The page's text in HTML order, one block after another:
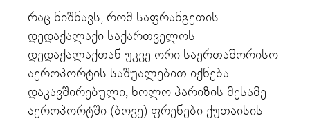
რაც ნიშნავს, რომ საფრანგეთის
დედაქალაქი საქართველოს
დედაქალაქთან უკვე ორი საერთაშორისო
აეროპორტის საშუალებით იქნება
დაკავშირებული, ხოლო პარიზის მესამე
აეროპორტში (ბოვე) ფრენები ქუთაისის